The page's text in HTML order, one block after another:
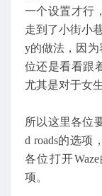
一个设置才行
走到了小街小
y的做法，因
位还是看看跟
尤其是对于女
所以这里各位
d roads的选项
各位打开
项。